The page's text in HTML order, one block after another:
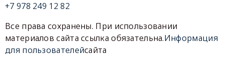
+7 978 249 12 82
Все права сохранены. При использовании
материалов сайта ссылка обязательна.Информация
для пользователейсайта